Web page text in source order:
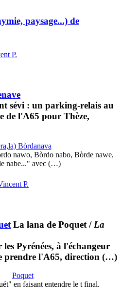
paysage...) de
P.
sévi : un parking-relais au
de l'A65 pour Thèze,
Bòrdanava
nawo, Bòrdo nabo, Bòrde nawe,
nabe..." avec (…)
P.
La lana de Poquet / La
Pyrénées, à l'échangeur
prendre l'A65, direction (…)
Poquet
en faisant entendre le t final.